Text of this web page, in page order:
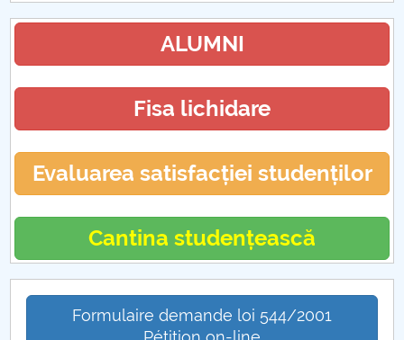
ALUMNI
Fisa lichidare
Evaluarea satisfacției studenților
Cantina studențească
Formulaire demande loi 544/2001